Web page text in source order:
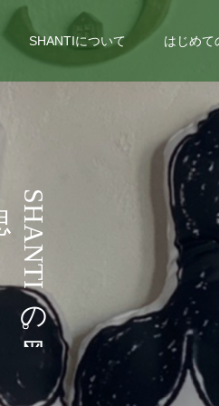
SHANTIについて はじめて
S
H
A
N
T
I
の
。
う
こ
と
な
ど